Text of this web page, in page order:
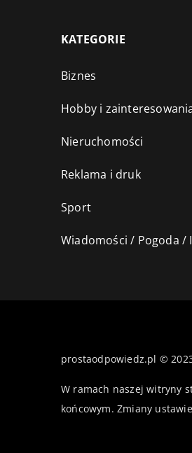
KATEGORIE
Biznes
Hobby i
Nieruchomości
Reklama i druk
Sport
Wiadomości / Pogoda /
prostaodpowiedz.pl ©
W ramach naszej witryny
końcowym. Zmiany